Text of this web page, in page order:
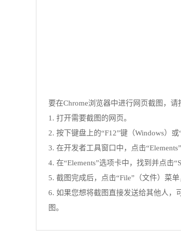
要在Chrome浏览器中进行网页截图，请
1. 打开需要截图的网页。
2. 按下键盘上的“F12”键（Windows）
3. 在开发者工具窗口中，点击
4. 在“Elements”选项卡中，找到并点击
5. 截图完成后，点击“File”（文件）菜
6. 如果您想将截图直接发送给其他人，
图。